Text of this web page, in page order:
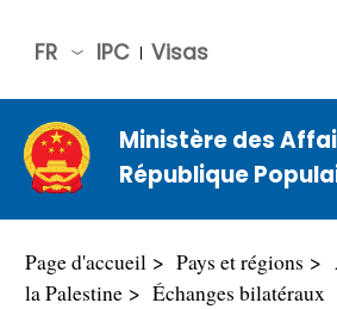
IPC Visas
FR
中文
Engli
sh
Русс
Espa
Ministère des
République
Page d'accueil Pays et régions
la Palestine
Échanges bilatéraux